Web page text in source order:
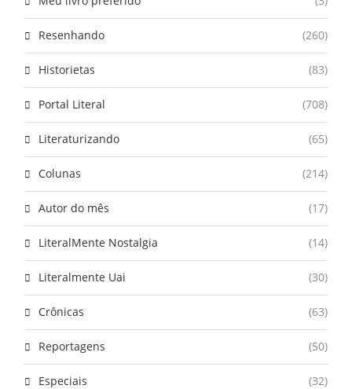
Resenhando (260)
Historietas (83)
Portal Literal (708)
Literaturizando (65)
Colunas (214)
Autor do mês (17)
LiteralMente Nostalgia (14)
Literalmente Uai (30)
Crônicas (63)
Reportagens (50)
Especiais (32)